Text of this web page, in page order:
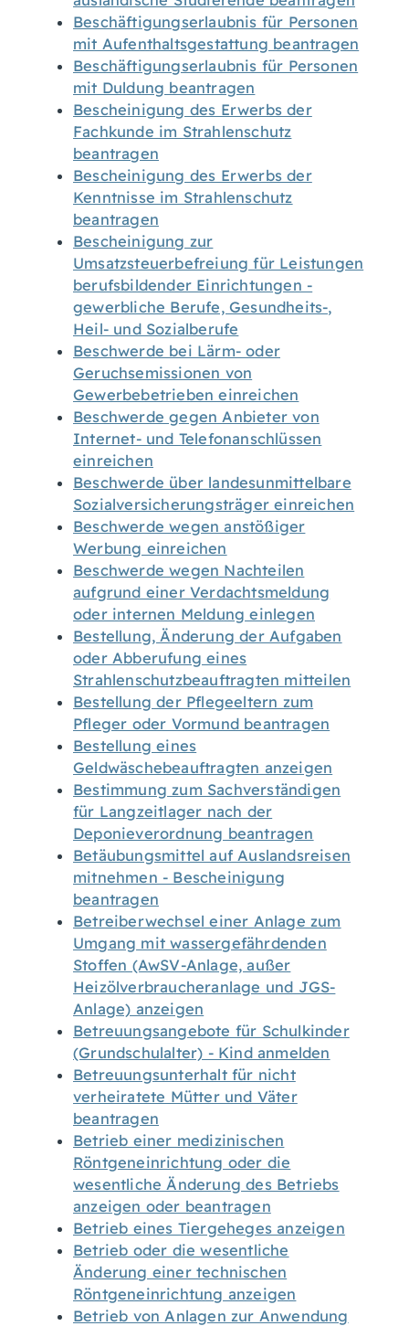
Beschäftigungserlaubnis für Personen
mit Aufenthaltsgestattung beantragen
Beschäftigungserlaubnis für Personen
mit Duldung beantragen
Bescheinigung des Erwerbs der
Fachkunde im Strahlenschutz
beantragen
Bescheinigung des Erwerbs der
Kenntnisse im Strahlenschutz
beantragen
Bescheinigung zur
Umsatzsteuerbefreiung für Leistungen
berufsbildender Einrichtungen -
gewerbliche Berufe, Gesundheits-,
Heil- und Sozialberufe
Beschwerde bei Lärm- oder
Geruchsemissionen von
Gewerbebetrieben einreichen
Beschwerde gegen Anbieter von
Internet- und Telefonanschlüssen
einreichen
Beschwerde über landesunmittelbare
Sozialversicherungsträger einreichen
Beschwerde wegen anstößiger
Werbung einreichen
Beschwerde wegen Nachteilen
aufgrund einer Verdachtsmeldung
oder internen Meldung einlegen
Bestellung, Änderung der Aufgaben
oder Abberufung eines
Strahlenschutzbeauftragten mitteilen
Bestellung der Pflegeeltern zum
Pfleger oder Vormund beantragen
Bestellung eines
Geldwäschebeauftragten anzeigen
Bestimmung zum Sachverständigen
für Langzeitlager nach der
Deponieverordnung beantragen
Betäubungsmittel auf Auslandsreisen
mitnehmen - Bescheinigung
beantragen
Betreiberwechsel einer Anlage zum
Umgang mit wassergefährdenden
Stoffen (AwSV-Anlage, außer
Heizölverbraucheranlage und JGS-
Anlage) anzeigen
Betreuungsangebote für Schulkinder
(Grundschulalter) - Kind anmelden
Betreuungsunterhalt für nicht
verheiratete Mütter und Väter
beantragen
Betrieb einer medizinischen
Röntgeneinrichtung oder die
wesentliche Änderung des Betriebs
anzeigen oder beantragen
Betrieb eines Tiergeheges anzeigen
Betrieb oder die wesentliche
Änderung einer technischen
Röntgeneinrichtung anzeigen
Betrieb von Anlagen zur Anwendung